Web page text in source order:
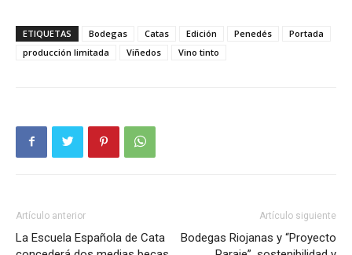
ETIQUETAS Bodegas Catas Edición Penedés
Portada
producción limitada
Viñedos Vino tinto
Artículo anterior
La Escuela Española de Cata
Artículo siguiente
Bodegas Riojanas y “Proyecto